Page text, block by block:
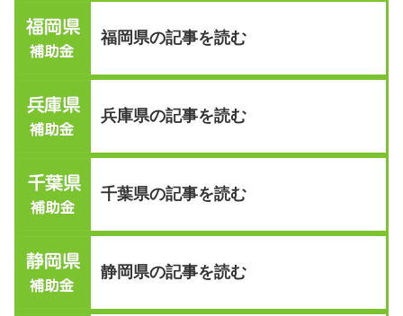
福岡県の記事を読む
兵庫県の記事を読む
千葉県の記事を読む
静岡県の記事を読む